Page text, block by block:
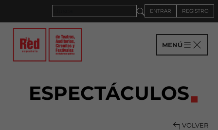
ENTRAR REGISTRO
MENÚ
ESPECTÁCULOS
VOLVER